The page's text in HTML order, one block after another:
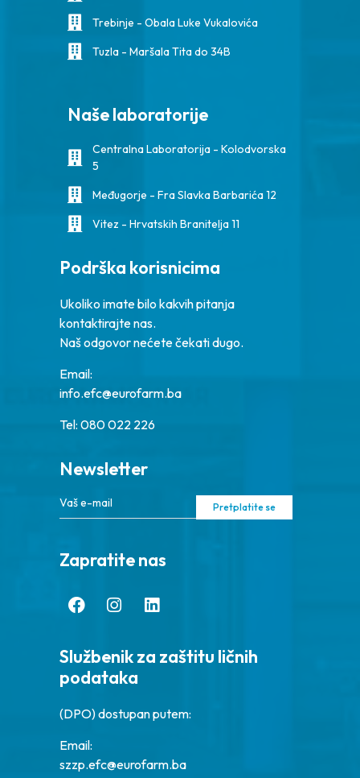
Trebinje - Obala Luke Vukalovića
Tuzla - Maršala Tita do 34B
Naše laboratorije
Centralna Laboratorija - Kolodvorska
5
Međugorje - Fra Slavka Barbarića 12
Vitez - Hrvatskih Branitelja 11
Podrška korisnicima
Ukoliko imate bilo kakvih pitanja
kontaktirajte nas.
Naš odgovor nećete čekati dugo.
Email:
info.efc@eurofarm.ba
Tel: 080 022 226
Newsletter
Pretplatite se
Zapratite nas
Službenik za zaštitu ličnih
podataka
(DPO) dostupan putem:
Email:
szzp.efc@eurofarm.ba